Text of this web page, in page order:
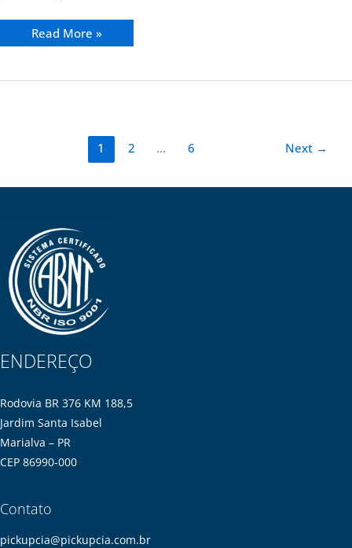
Read More »
1 2 … 6 Next →
ENDEREÇO
Rodovia BR 376 KM 188,5
Jardim Santa Isabel
Marialva – PR
CEP 86990-000
Contato
pickupcia@pickupcia.com.br